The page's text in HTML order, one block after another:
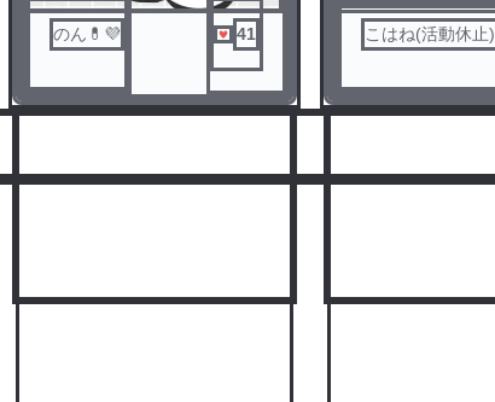
のん💊💜 41 こはね(活動休止)